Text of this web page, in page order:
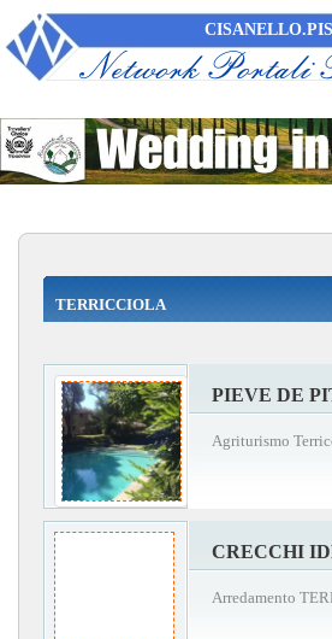
TERRICCIOLA
PIEVE DE
Agriturismo
CRECCHI
Arredamento